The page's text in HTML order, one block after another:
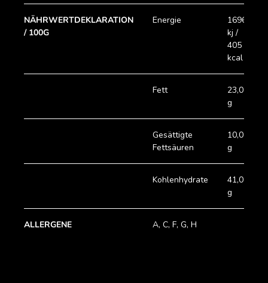
NÄHRWERTDEKLARATION
/ 100G
Energie
1696
kj /
405
kcal
Fett
23,0
g
Gesättigte
Fettsäuren
10,0
g
Kohlenhydrate
41,0
g
ALLERGENE A, C, F, G, H